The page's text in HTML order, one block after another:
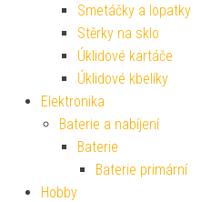
Smetáčky a lopatky
Stěrky na sklo
Úklidové kartáče
Úklidové kbelíky
Elektronika
Baterie a nabíjení
Baterie
Baterie primární
Hobby